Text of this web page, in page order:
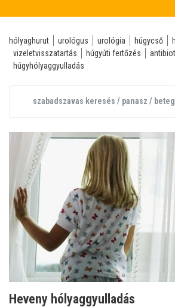
hólyaghurut urológus urológia húgycső
vizeletvisszatartás
húgyúti fertőzés
húgyhólyaggyulladás
Heveny hólyaggyulladás